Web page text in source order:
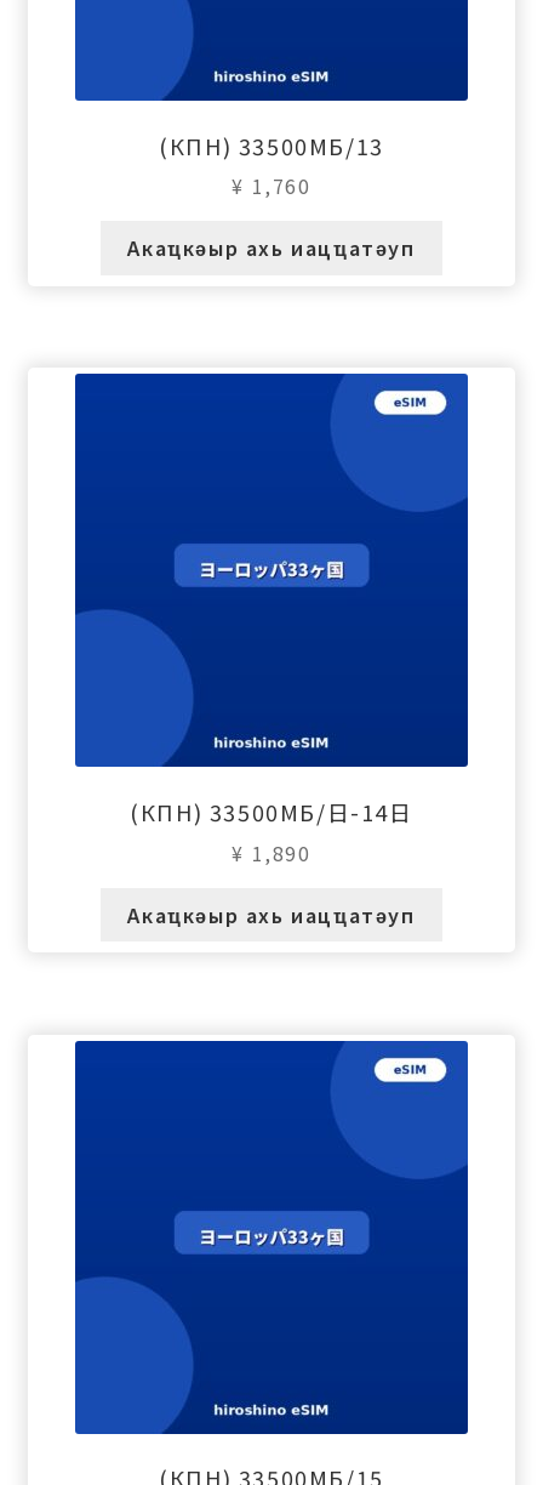
(КПН) 33500МБ/13
¥ 1,760
Акаҵкәыр ахь иацҵатәуп
(КПН) 33500МБ/日-14日
¥ 1,890
Акаҵкәыр ахь иацҵатәуп
(КПН) 33500МБ/15